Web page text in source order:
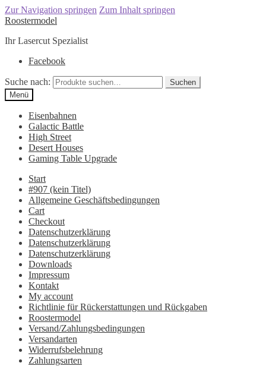
Zur Navigation springen Zum Inhalt springen
Roostermodel
Ihr Lasercut Spezialist
Facebook
Suche nach:
Suchen
Menü
Eisenbahnen
Galactic Battle
High Street
Desert Houses
Gaming Table Upgrade
Start
#907 (kein Titel)
Allgemeine Geschäftsbedingungen
Cart
Checkout
Datenschutzerklärung
Datenschutzerklärung
Datenschutzerklärung
Downloads
Impressum
Kontakt
My account
Richtlinie für Rückerstattungen und Rückgaben
Roostermodel
Versand/Zahlungsbedingungen
Versandarten
Widerrufsbelehrung
Zahlungsarten